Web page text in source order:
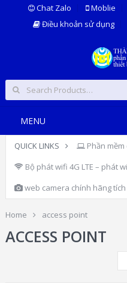
Chat Zalo Moblie
Điều khoản sử dụng
MENU
QUICK LINKS
Phần
Bộ phát wifi 4G LTE – phát
web camera chính hãng
Home access point
ACCESS POINT